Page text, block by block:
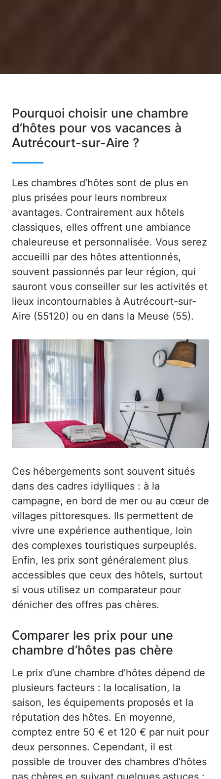
Pourquoi choisir une chambre
d’hôtes pour vos vacances à
Autrécourt-sur-Aire ?
Les chambres d’hôtes sont de plus en
plus prisées pour leurs nombreux
avantages. Contrairement aux hôtels
classiques, elles offrent une ambiance
chaleureuse et personnalisée. Vous serez
accueilli par des hôtes attentionnés,
souvent passionnés par leur région, qui
sauront vous conseiller sur les activités et
lieux incontournables à Autrécourt-sur-
Aire (55120) ou en dans la Meuse (55).
Ces hébergements sont souvent situés
dans des cadres idylliques : à la
campagne, en bord de mer ou au cœur de
villages pittoresques. Ils permettent de
vivre une expérience authentique, loin
des complexes touristiques surpeuplés.
Enfin, les prix sont généralement plus
accessibles que ceux des hôtels, surtout
si vous utilisez un comparateur pour
dénicher des offres pas chères.
Comparer les prix pour une
chambre d’hôtes pas chère
Le prix d’une chambre d’hôtes dépend de
plusieurs facteurs : la localisation, la
saison, les équipements proposés et la
réputation des hôtes. En moyenne,
comptez entre 50 € et 120 € par nuit pour
deux personnes. Cependant, il est
possible de trouver des chambres d’hôtes
pas chères en suivant quelques astuces :